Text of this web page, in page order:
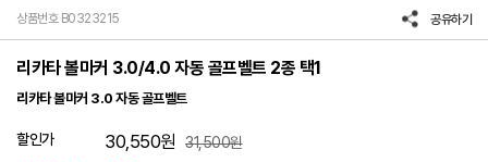
상품번호 B0323215 공유하기
리카타 볼마커 3.0/4.0 자동 골프벨트 2종 택1
리카타 볼마커 3.0 자동 골프벨트
할인가 30,550원 31,500원